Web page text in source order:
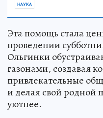
НАУКА
Эта помощь стала
проведении
Ольгинки
газонами, создавая
привлекательные
и делая свой родной
уютнее.